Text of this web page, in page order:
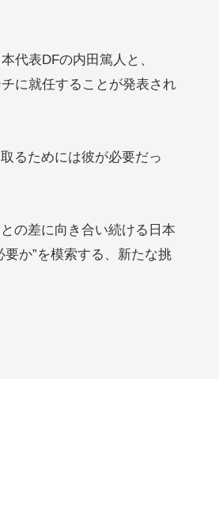
代表DFの内田篤人と、
に就任することが発表され
るためには彼が必要だっ
の差に向き合い続ける日本
か”を模索する、新たな挑